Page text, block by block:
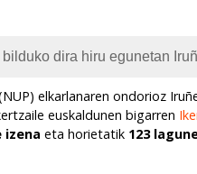
dira hiru egunetan
elkarlanaren ondorioz
euskaldunen bigarren
izena eta horietatik 123